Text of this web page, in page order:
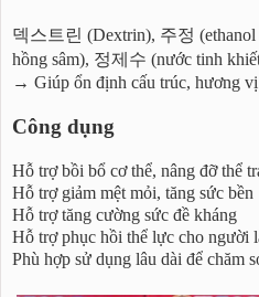
덱스트린 (Dextrin), 주정
hồng sâm), 정제수 (nước tinh
→ Giúp ổn định cấu trúc, hương vị
Công dụng
Hỗ trợ bồi bổ cơ thể, nâng đỡ thể
Hỗ trợ giảm mệt mỏi, tăng sức bền
Hỗ trợ tăng cường sức đề kháng
Hỗ trợ phục hồi thể lực cho người
Phù hợp sử dụng lâu dài để chăm